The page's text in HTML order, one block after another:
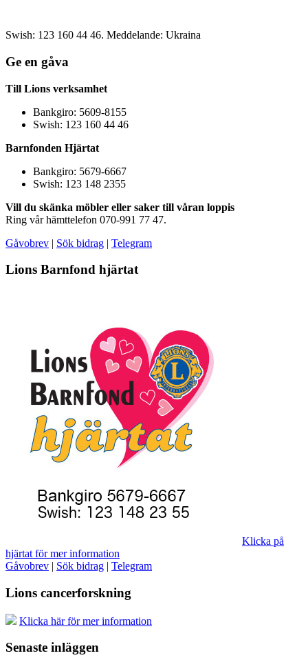
Swish: 123 160 44 46. Meddelande: Ukraina
Ge en gåva
Till Lions verksamhet
Bankgiro: 5609-8155
Swish: 123 160 44 46
Barnfonden Hjärtat
Bankgiro: 5679-6667
Swish: 123 148 2355
Vill du skänka möbler eller saker till våran loppis
Ring vår hämttelefon 070-991 77 47.
Gåvobrev | Sök bidrag | Telegram
Lions Barnfond hjärtat
Klicka på
hjärtat för mer information
Gåvobrev | Sök bidrag | Telegram
Lions cancerforskning
Klicka här för mer information
Senaste inläggen